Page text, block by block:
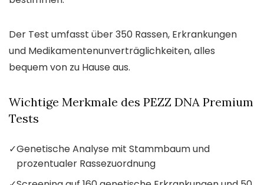
Der Test umfasst über 350 Rassen, Erkrankungen
und Medikamentenunverträglichkeiten, alles
bequem von zu Hause aus.
Wichtige Merkmale des PEZZ DNA Premium
Tests
✓Genetische Analyse mit Stammbaum und
prozentualer Rassezuordnung